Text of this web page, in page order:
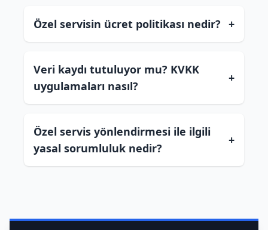
Özel servisin ücret politikası nedir? +
Veri kaydı tutuluyor mu? KVKK
uygulamaları nasıl?
+
Özel servis yönlendirmesi ile ilgili
yasal sorumluluk nedir?
+